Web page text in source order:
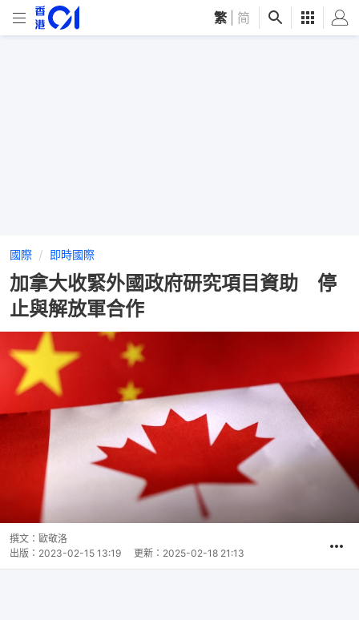
繁 简
國際 即時國際
加拿大收緊外國政府研究項目資助 停
止與解放軍合作
撰文： 歐敬洛
出版： 2023-02-15 13:19 更新： 2025-02-18 21:13